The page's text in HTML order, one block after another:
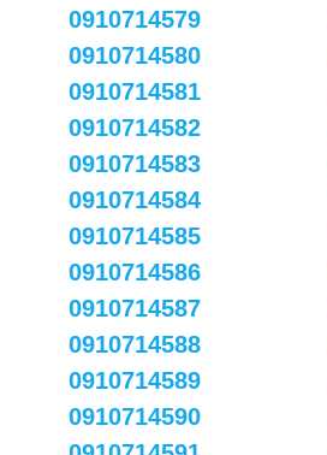
0910714579
0910714580
0910714581
0910714582
0910714583
0910714584
0910714585
0910714586
0910714587
0910714588
0910714589
0910714590